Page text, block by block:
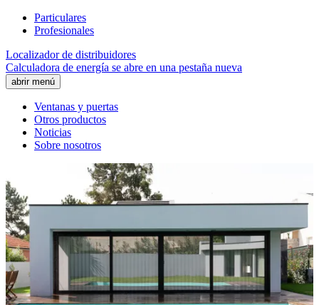
Particulares
Profesionales
Localizador de distribuidores
Calculadora de energía se abre en una pestaña nueva
abrir menú
Ventanas y puertas
Otros productos
Noticias
Sobre nosotros